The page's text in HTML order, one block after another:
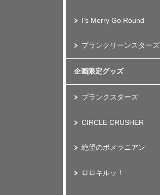
I's Merry Go Round
プランクリーンスターズ
企画限定グッズ
プランクスターズ
CIRCLE CRUSHER
絶望のポメラニアン
ロロキルッ！